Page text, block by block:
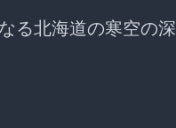
る北海道の寒空の